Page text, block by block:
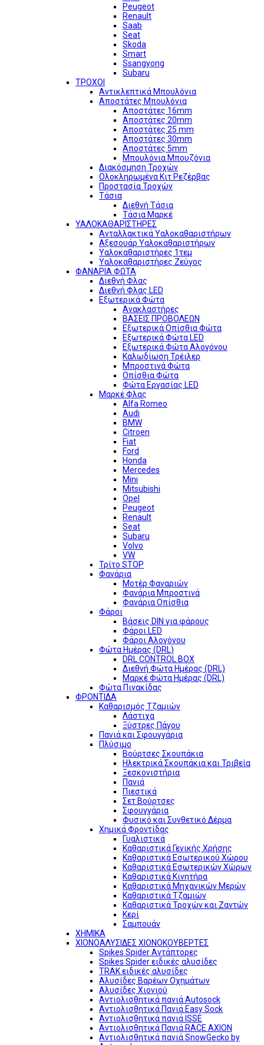
Peugeot
Renault
Saab
Seat
Skoda
Smart
Ssangyong
Subaru
ΤΡΟΧΟΙ
Αντικλεπτικά Μπουλόνια
Αποστάτες Μπουλόνια
Αποστάτες 16mm
Αποστάτες 20mm
Αποστάτες 25 mm
Αποστάτες 30mm
Αποστάτες 5mm
Μπουλόνια Μπουζόνια
Διακόσμηση Τροχών
Ολοκληρωμένα Κιτ Ρεζέρβας
Προστασία Τροχών
Τάσια
Διεθνή Τάσια
Τάσια Μαρκέ
ΥΑΛΟΚΑΘΑΡΙΣΤΗΡΕΣ
Ανταλλακτικά Υαλοκαθαριστήρων
Αξεσουάρ Υαλοκαθαριστήρων
Υαλοκαθαριστήρες 1τεμ
Υαλοκαθαριστήρες Ζεύγος
ΦΑΝΑΡΙΑ ΦΩΤΑ
Διεθνή Φλας
Διεθνή Φλας LED
Εξωτερικά Φώτα
Ανακλαστήρες
ΒΑΣΕΙΣ ΠΡΟΒΟΛΕΩΝ
Εξωτερικά Οπίσθια Φώτα
Εξωτερικά Φώτα LED
Εξωτερικά Φώτα Αλογόνου
Καλωδίωση Τρέιλερ
Μπροστινά Φώτα
Οπίσθια Φώτα
Φώτα Εργασίας LED
Μαρκέ Φλας
Alfa Romeo
Audi
BMW
Citroen
Fiat
Ford
Honda
Mercedes
Mini
Mitsubishi
Opel
Peugeot
Renault
Seat
Subaru
Volvo
VW
Τρίτο STOP
Φανάρια
Μοτέρ Φαναριών
Φανάρια Μπροστινά
Φανάρια Οπίσθια
Φάροι
Βάσεις DIN για φάρους
Φάροι LED
Φάροι Αλογόνου
Φώτα Ημέρας (DRL)
DRL CONTROL BOX
Διεθνή Φώτα Ημέρας (DRL)
Μαρκέ Φώτα Ημέρας (DRL)
Φώτα Πινακίδας
ΦΡΟΝΤΙΔΑ
Καθαρισμός Τζαμιών
Λάστιχα
Ξύστρες Πάγου
Πανιά και Σφουγγάρια
Πλύσιμο
Βούρτσες Σκουπάκια
Ηλεκτρικά Σκουπάκια και Τριβεία
Ξεσκονιστήρια
Πανιά
Πιεστικά
Σετ Βούρτσες
Σφουγγάρια
Φυσικό και Συνθετικό Δέρμα
Χημικά Φροντίδας
Γυαλιστικά
Καθαριστικά Γενικής Χρήσης
Καθαριστικά Εσωτερικού Χώρου
Καθαριστικά Εσωτερικών Χώρων
Καθαριστικά Κινητήρα
Καθαριστικά Μηχανικών Μερών
Καθαριστικά Τζαμιών
Καθαριστικά Τροχών και Ζαντών
Κερί
Σαμπουάν
ΧΗΜΙΚΑ
ΧΙΟΝΟΑΛΥΣΙΔΕΣ ΧΙΟΝΟΚΟΥΒΕΡΤΕΣ
Spikes Spider Αντάπτορες
Spikes Spider ειδικές αλυσίδες
TRAK ειδικές αλυσίδες
Αλυσίδες Βαρέων Οχημάτων
Αλυσίδες Χιονιού
Αντιολισθητικά πανιά Autosock
Αντιολισθητικά Πανιά Easy Sock
Αντιολισθητικά πανιά ISSE
Αντιολισθητικά Πανιά RACE AXION
Αντιολισθητικά πανιά SnowGecko by